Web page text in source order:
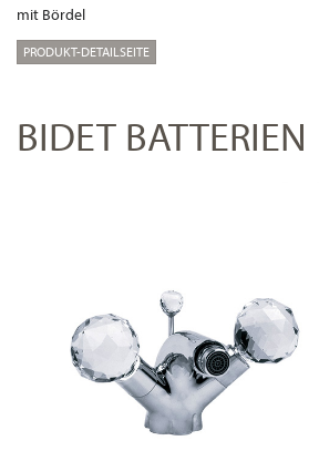
mit Bördel
PRODUKT-DETAILSEITE
BIDET BATTERIEN